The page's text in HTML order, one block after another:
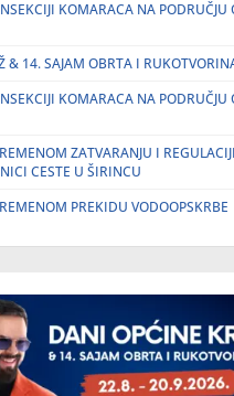
KOMARACA NA PODRUČJU
& 14. SAJAM OBRTA I
KOMARACA NA PODRUČJU
ZATVARANJU I REGULACIJI
CESTE U ŠIRINCU
PREKIDU VODOOPSKRBE